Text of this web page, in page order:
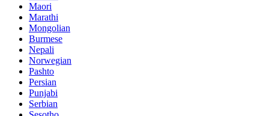
Maori
Marathi
Mongolian
Burmese
Nepali
Norwegian
Pashto
Persian
Punjabi
Serbian